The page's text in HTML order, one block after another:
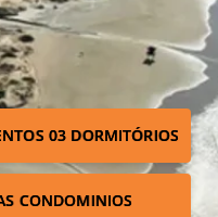
03 DORMITÓRIOS
CONDOMINIOS